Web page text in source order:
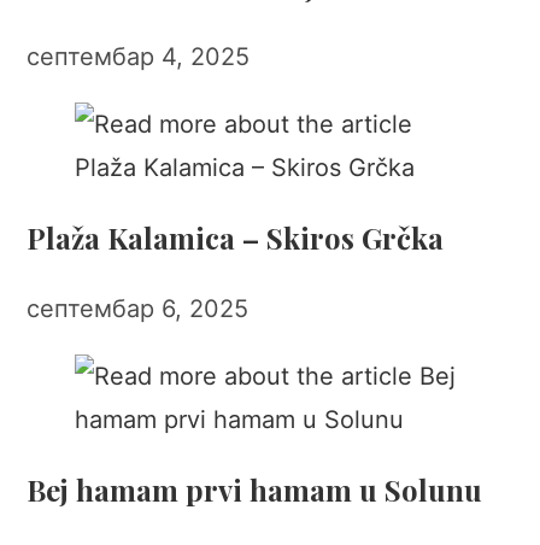
септембар 4, 2025
Plaža Kalamica – Skiros Grčka
септембар 6, 2025
Bej hamam prvi hamam u Solunu